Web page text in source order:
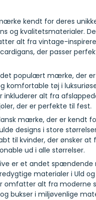
kendt for deres
og kvalitetsmaterialer.
alt fra vintage-
der passer
populært mærke, der
komfortable tøj i
inkluderer alt fra
der er perfekte til fest.
mærke, der er kendt
designs i store
til kvinder, der ønsker at
ud i alle størrelser.
er et andet
materialer i Uld
omfatter alt fra moderne
bukser i miljøvenlige